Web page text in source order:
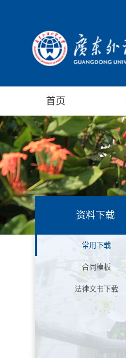
首页
资料下载
常用下载
合同模板
法律文书下载